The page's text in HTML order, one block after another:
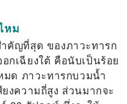
หม
คัญที่สุด ของภาวะทารก
กเฉียงใต้ คือนับเป็นร้อย
มด ภาวะทารกบวมน้ำ
งความถี่สูง ส่วนมากจะ